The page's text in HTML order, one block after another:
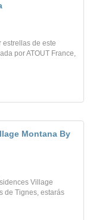
estrellas de este
por ATOUT France,
Montana By
Village
de Tignes, estarás